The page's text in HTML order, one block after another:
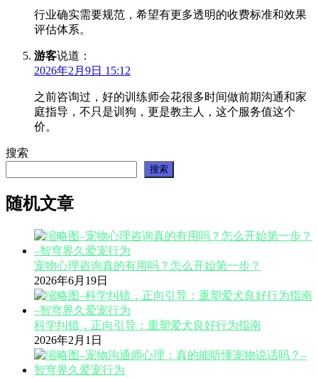
行业确实需要规范，希望有更多透明的收费标准和效果
评估体系。
游客说道：
2026年2月9日 15:12
之前咨询过，好的训练师会花很多时间做前期沟通和家
庭指导，不只是训狗，更是教主人，这个服务值这个
价。
搜索
搜索
随机文章
宠物心理咨询真的有用吗？怎么开始第一步？
2026年6月19日
科学纠错，正向引导：重塑爱犬良好行为指南
2026年2月1日